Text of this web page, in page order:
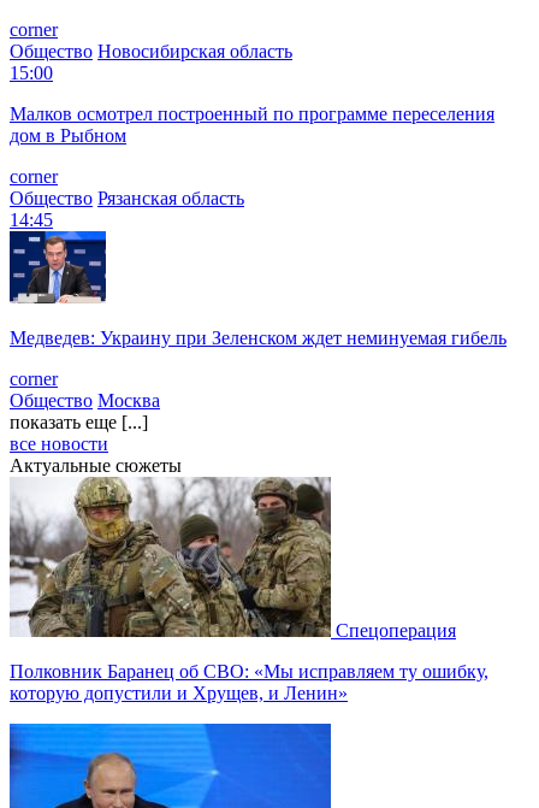
corner
Общество Новосибирская область
15:00
Малков осмотрел построенный по программе переселения
дом в Рыбном
corner
Общество Рязанская область
14:45
Медведев: Украину при Зеленском ждет неминуемая гибель
corner
Общество Москва
показать еще [...]
все новости
Актуальные сюжеты
Спецоперация
Полковник Баранец об СВО: «Мы исправляем ту ошибку,
которую допустили и Хрущев, и Ленин»